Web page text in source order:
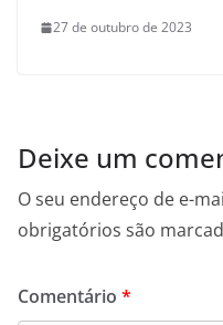
27 de outubro de 2023
Deixe um
O seu endereço de e-
obrigatórios são
Comentário *